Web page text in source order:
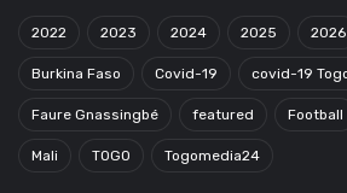
2022 2023 2024 2025 2026
Burkina Faso Covid-19 covid-19
Faure Gnassingbé featured Football
Mali TOGO Togomedia24